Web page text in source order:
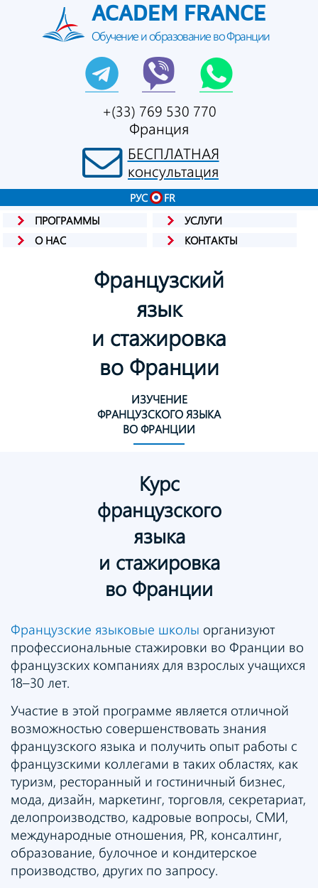
ACADEM FRANCE
Обучение и образование во Франции
+(33) 769 530 770
Франция
БЕСПЛАТНАЯ
консультация
РУС
FR
ПРОГРАММЫ
УСЛУГИ
О НАС
КОНТАКТЫ
Французский
язык
и стажировка
во Франции
ИЗУЧЕНИЕ
ФРАНЦУЗСКОГО ЯЗЫКА
ВО ФРАНЦИИ
Курс
французского
языка
и стажировка
во Франции
Французские языковые школы организуют
профессиональные стажировки во Франции во
французских компаниях для взрослых учащихся
18–30 лет.
Участие в этой программе является отличной
возможностью совершенствовать знания
французского языка и получить опыт работы с
французскими коллегами в таких областях, как
туризм, ресторанный и гостиничный бизнес,
мода, дизайн, маркетинг, торговля, секретариат,
делопроизводство, кадровые вопросы, СМИ,
международные отношения, PR, консалтинг,
образование, булочное и кондитерское
производство, других по запросу.